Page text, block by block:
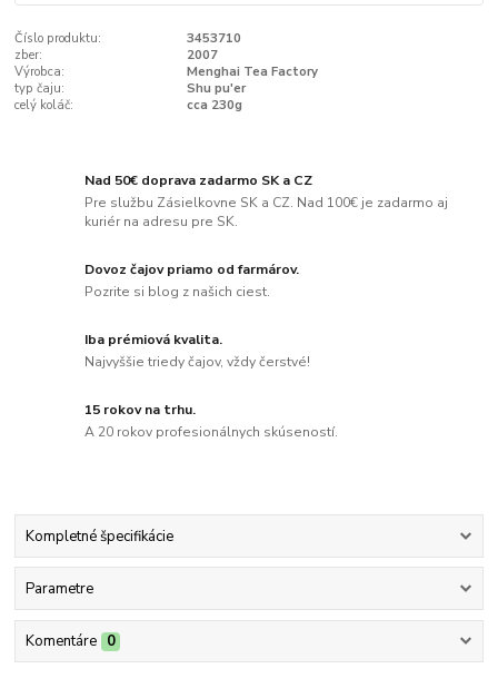
Číslo produktu:
3453710
zber:
2007
Výrobca:
Menghai Tea Factory
typ čaju:
Shu pu'er
celý koláč:
cca 230g
Nad 50€ doprava zadarmo SK a CZ
Pre službu Zásielkovne SK a CZ. Nad 100€ je zadarmo aj
kuriér na adresu pre SK.
Dovoz čajov priamo od farmárov.
Pozrite si blog z našich ciest.
Iba prémiová kvalita.
Najvyššie triedy čajov, vždy čerstvé!
15 rokov na trhu.
A 20 rokov profesionálnych skúseností.
Kompletné špecifikácie
Parametre
Komentáre 0